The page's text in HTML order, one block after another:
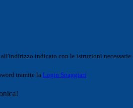
indicato con le istruzioni necessarie.
tramite la Login Spaggiari